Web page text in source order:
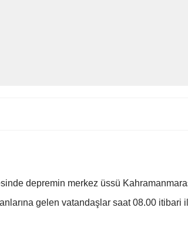
depremin merkez üssü
gelen vatandaşlar saat 08.00 itibari